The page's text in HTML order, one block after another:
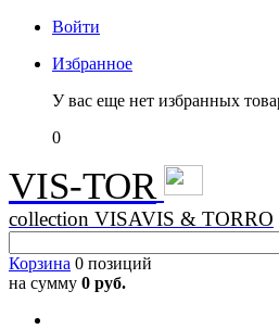
Войти
Избранное
У вас еще нет избранных
0
VIS-TOR
collection VISAVIS & TORRO
Корзина 0 позиций
на сумму 0 руб.